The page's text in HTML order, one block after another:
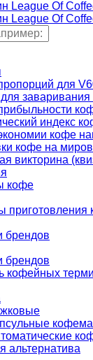
для
индекс
кофе
кофе на
викторина
кофе
приготовления
брендов
брендов
кофейных
альтернатива